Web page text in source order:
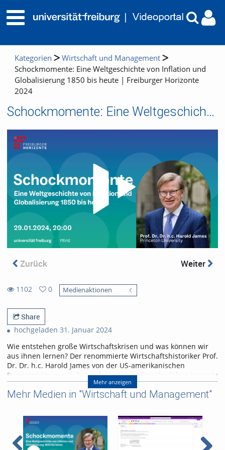
Kategorien
Wirtschaft und Management
Schockmomente: Eine Weltgeschichte von Inflation und
Globalisierung 1850 bis heute | Freiburger Horizonte
2024
Schockmomente: Eine Weltgeschichte von Inflation und Globalisierung 1850 bis heute | Freiburger Horizonte 2024
Zurück Weiter
1102
views
0
favorites
Medienaktionen
Share
hochgeladen 31. Januar 2024
Wie entstehen große Wirtschaftskrisen und was können wir
aus ihnen lernen? Der renommierte Wirtschaftshistoriker Prof.
Dr. Dr. h.c. Harold James von der US-amerikanischen
Princeton University hat sich in seinem Forscherleben intensiv
mit der Geschichte der Globalisierung befasst.
In seinem Buch „Schockmomente“ (Englischer Originaltitel
seit dem 19. Jahrhundert unter die Lupe und analysiert, was
wir aus diesen für die Zukunft lernen können.
Am 29. Januar 2024 war Harold James im Rahmen der FRIAS
Mehr anzeigen
Mehr Medien in "Wirtschaft und Management"